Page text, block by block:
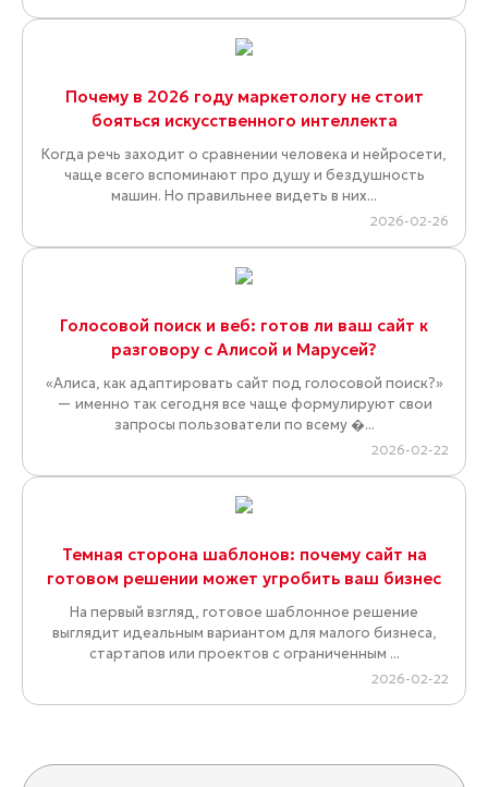
Почему в 2026 году маркетологу не стоит
бояться искусственного интеллекта
Когда речь заходит о сравнении человека и нейросети,
чаще всего вспоминают про душу и бездушность
машин. Но правильнее видеть в них...
2026-02-26
Голосовой поиск и веб: готов ли ваш сайт к
разговору с Алисой и Марусей?
«Алиса, как адаптировать сайт под голосовой поиск?»
— именно так сегодня все чаще формулируют свои
запросы пользователи по всему �...
2026-02-22
Темная сторона шаблонов: почему сайт на
готовом решении может угробить ваш бизнес
На первый взгляд, готовое шаблонное решение
выглядит идеальным вариантом для малого бизнеса,
стартапов или проектов с ограниченным ...
2026-02-22